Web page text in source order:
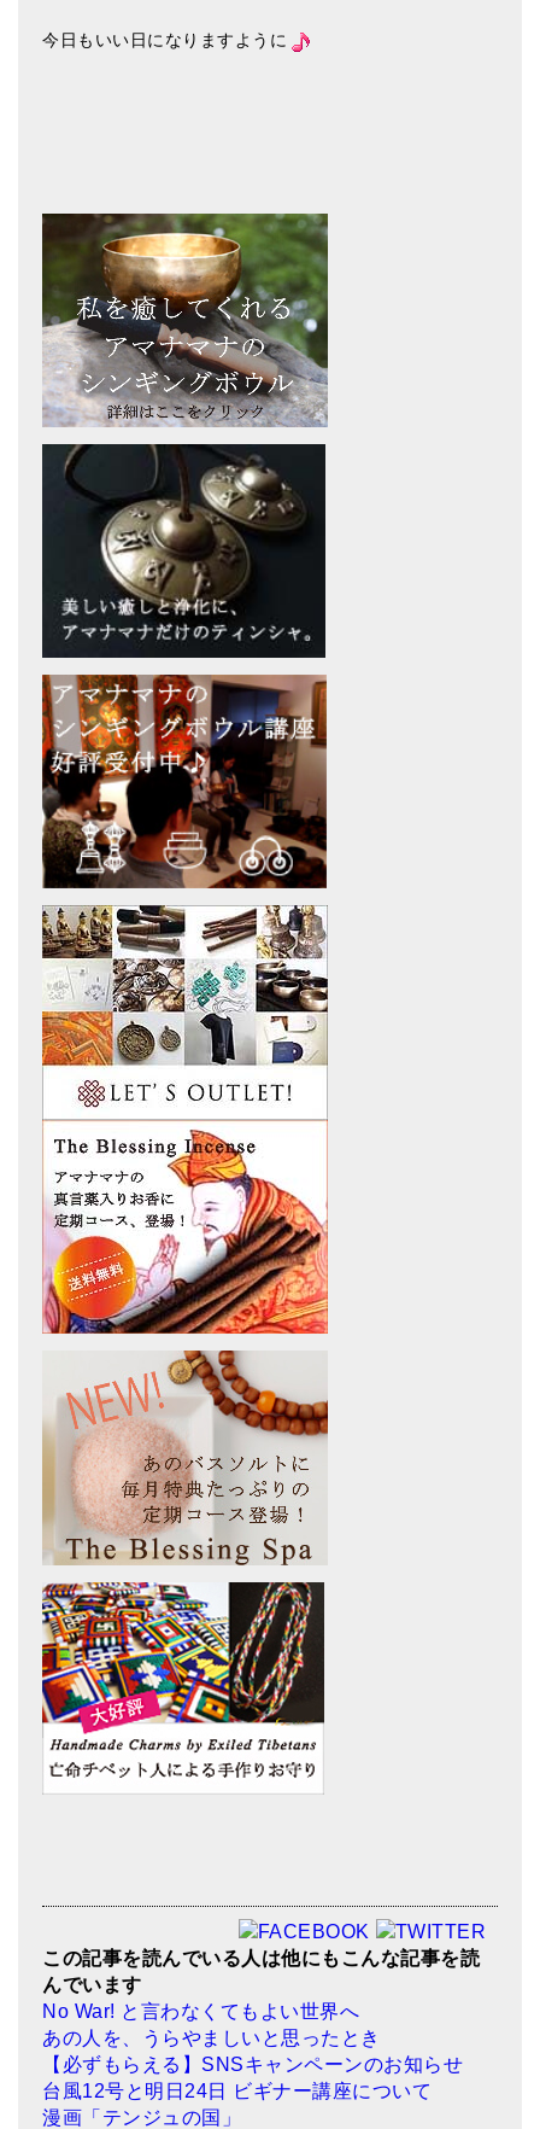
今日もいい日になりますように
この記事を読んでいる人は他にもこんな記事を読
んでいます
No War! と言わなくてもよい世界へ
あの人を、うらやましいと思ったとき
【必ずもらえる】SNSキャンペーンのお知らせ
台風12号と明日24日 ビギナー講座について
漫画「テンジュの国」